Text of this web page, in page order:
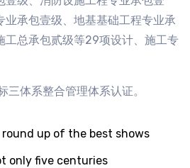
业承包壹级、地基基础工程专业承
工总承包贰级等29项设计、施工专
三体系整合管理体系认证。
round up of the best shows
only five centuries